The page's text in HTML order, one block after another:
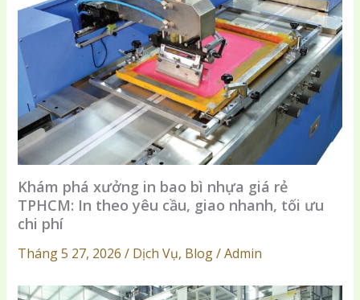
Khám phá xưởng in bao bì nhựa giá rẻ
TPHCM: In theo yêu cầu, giao nhanh, tối ưu
chi phí
Tháng 5 27, 2026 / Dịch Vụ, Blog / Admin